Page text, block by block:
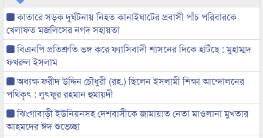
কাতারে সড়ক দুর্ঘটনায় নিহত কানাইঘাটের প্রবাসী পাঁচ পরিবারকে
খেলাফত মজলিসের নগদ সহায়তা
বিএনপি প্রতিশ্রুতি ভঙ্গ করে ফ্যাসিবাদী শাসনের দিকে হাটঁছে : মুহাম্মদ
ফখরুল ইসলাম
অধ্যক্ষ ফরীদ উদ্দিন চৌধুরী (রহ.) ছিলেন ইসলামী শিক্ষা আন্দোলনের
পথিকৃৎ : লুৎফুর রহমান হুমায়দী
ঝিংগাবাড়ী ইউনিয়নসহ দেশবাসীকে জামায়াত নেতা মাওলানা মুখতার
আহমদের ঈদ শুভেচ্ছা